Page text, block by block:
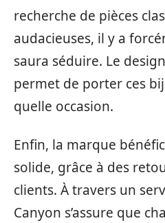
recherche de pièces
audacieuses, il y a
saura séduire. Le
permet de porter ces
quelle occasion.
Enfin, la marque
solide, grâce à des
clients. À travers un
Canyon s’assure que